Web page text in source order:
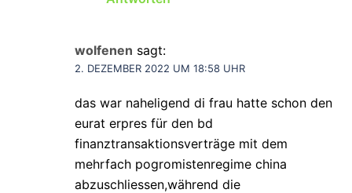
wolfenen sagt:
2. DEZEMBER 2022 UM 18:58 UHR
das war naheligend di frau hatte schon den
eurat erpres für den bd
finanztransaktionsverträge mit dem
mehrfach pogromistenregime china
abzuschliessen,während die